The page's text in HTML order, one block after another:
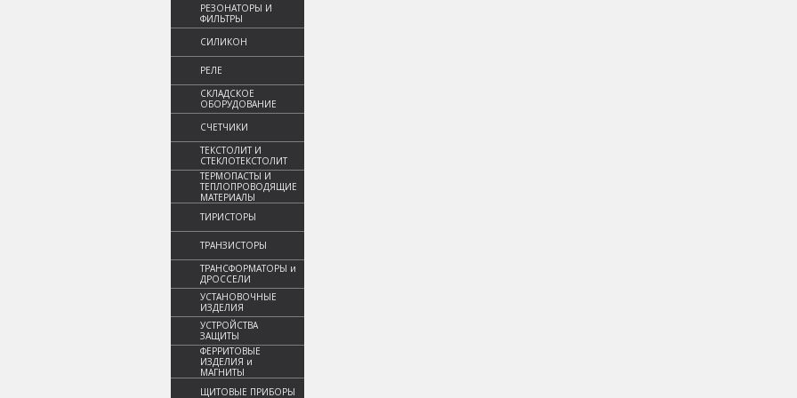
РЕЗОНАТОРЫ И
ФИЛЬТРЫ
СИЛИКОН
РЕЛЕ
СКЛАДСКОЕ
ОБОРУДОВАНИЕ
СЧЕТЧИКИ
ТЕКСТОЛИТ И
СТЕКЛОТЕКСТОЛИТ
ТЕРМОПАСТЫ И
ТЕПЛОПРОВОДЯЩИЕ
МАТЕРИАЛЫ
ТИРИСТОРЫ
ТРАНЗИСТОРЫ
ТРАНСФОРМАТОРЫ и
ДРОССЕЛИ
УСТАНОВОЧНЫЕ
ИЗДЕЛИЯ
УСТРОЙСТВА
ЗАЩИТЫ
ФЕРРИТОВЫЕ
ИЗДЕЛИЯ и
МАГНИТЫ
ЩИТОВЫЕ ПРИБОРЫ